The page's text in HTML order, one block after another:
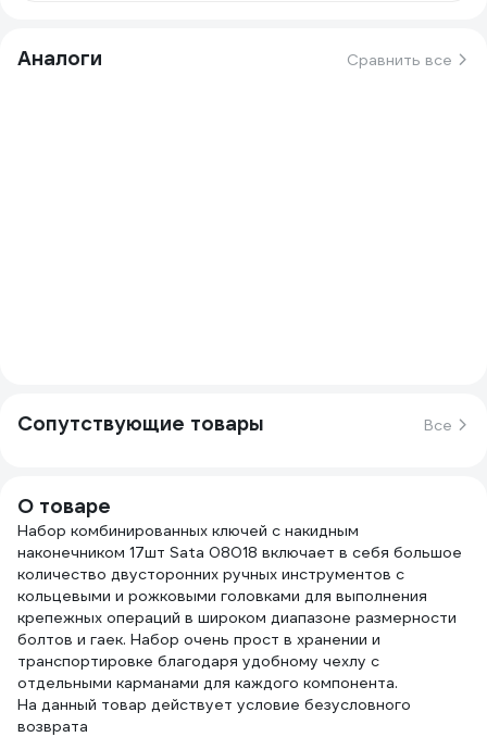
Аналоги Сравнить все
Сопутствующие товары Все
О товаре
Набор комбинированных ключей с накидным
наконечником 17шт Sata 08018 включает в себя большое
количество двусторонних ручных инструментов с
кольцевыми и рожковыми головками для выполнения
крепежных операций в широком диапазоне размерности
болтов и гаек. Набор очень прост в хранении и
транспортировке благодаря удобному чехлу с
отдельными карманами для каждого компонента.
На данный товар действует условие безусловного
возврата